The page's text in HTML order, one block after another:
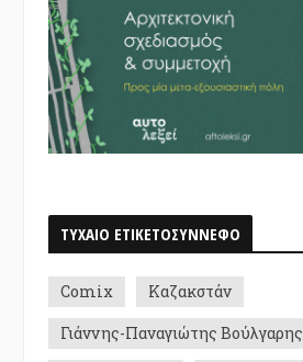
ΤΥΧΑΙΟ ΕΤΙΚΕΤΟΣΥΝΝΕΦΟ
Comix
Καζακστάν
Γιάννης-Παναγιώτης Βούλγαρης